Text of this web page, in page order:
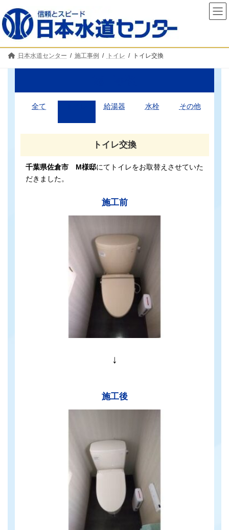
ン
テ
ン
へ
ビ
ゲ
ー
ョ
日本水道センター 施工事例 トイレ トイレ交換
全て 給湯器 水栓 その他
トイレ交換
千葉県佐倉市 M様邸にてトイレをお取替えさせていた
だきました。
施工前
↓
施工後